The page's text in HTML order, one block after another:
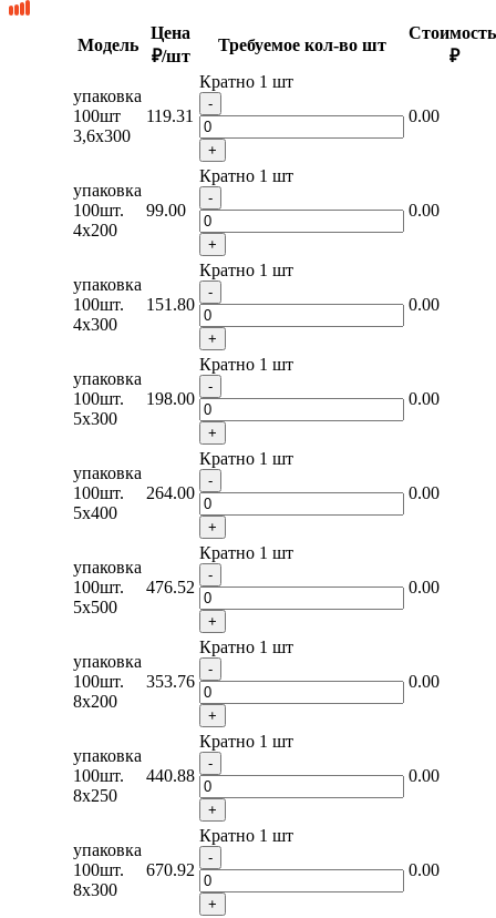
Модель
Цена
₽/шт
Требуемое кол-во шт
₽
упаковка
100шт
3,6х300
119.31
Кратно 1 шт
-
+
0.00
упаковка
100шт.
4х200
99.00
Кратно 1 шт
-
+
0.00
упаковка
100шт.
4x300
151.80
Кратно 1 шт
-
+
0.00
упаковка
100шт.
5х300
198.00
Кратно 1 шт
-
+
0.00
упаковка
100шт.
5x400
264.00
Кратно 1 шт
-
+
0.00
упаковка
100шт.
5x500
476.52
Кратно 1 шт
-
+
0.00
упаковка
100шт.
8х200
353.76
Кратно 1 шт
-
+
0.00
упаковка
100шт.
8х250
440.88
Кратно 1 шт
-
+
0.00
упаковка
100шт.
8x300
670.92
Кратно 1 шт
-
+
0.00